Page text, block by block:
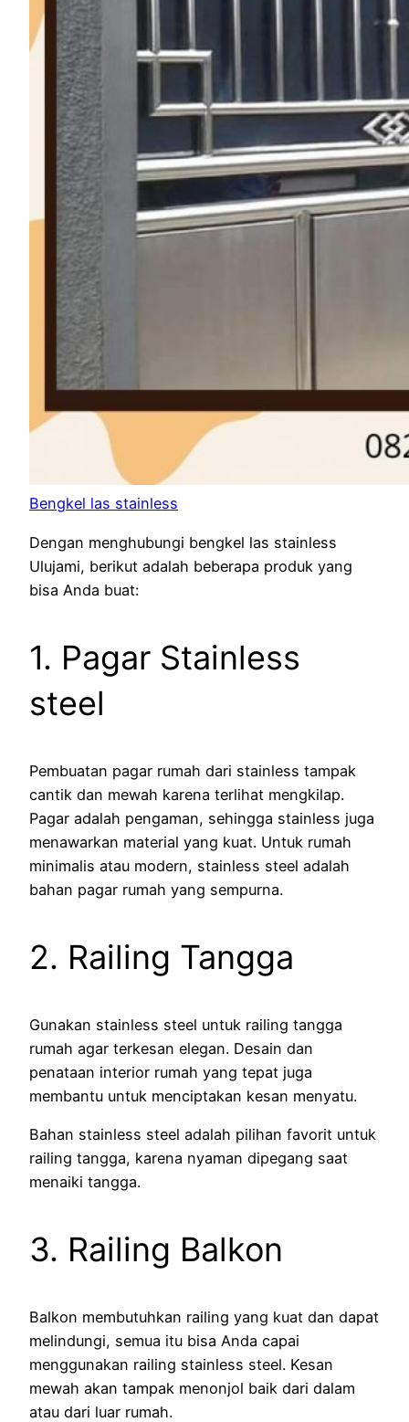
Bengkel las stainless
Dengan menghubungi bengkel las stainless
Ulujami, berikut adalah beberapa produk yang
bisa Anda buat:
1. Pagar Stainless
steel
Pembuatan pagar rumah dari stainless tampak
cantik dan mewah karena terlihat mengkilap.
Pagar adalah pengaman, sehingga stainless juga
menawarkan material yang kuat. Untuk rumah
minimalis atau modern, stainless steel adalah
bahan pagar rumah yang sempurna.
2. Railing Tangga
Gunakan stainless steel untuk railing tangga
rumah agar terkesan elegan. Desain dan
penataan interior rumah yang tepat juga
membantu untuk menciptakan kesan menyatu.
Bahan stainless steel adalah pilihan favorit untuk
railing tangga, karena nyaman dipegang saat
menaiki tangga.
3. Railing Balkon
Balkon membutuhkan railing yang kuat dan dapat
melindungi, semua itu bisa Anda capai
menggunakan railing stainless steel. Kesan
mewah akan tampak menonjol baik dari dalam
atau dari luar rumah.